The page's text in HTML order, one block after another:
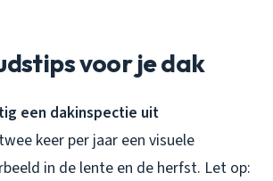
voor je dak
een dakinspectie uit
keer per jaar een visuele
in de lente en de herfst. Let op: